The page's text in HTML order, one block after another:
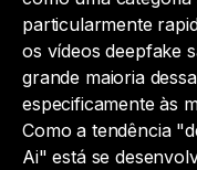
particularmente
os vídeos deepfake
grande maioria
especificamente às
Como a tendência
Ai" está se